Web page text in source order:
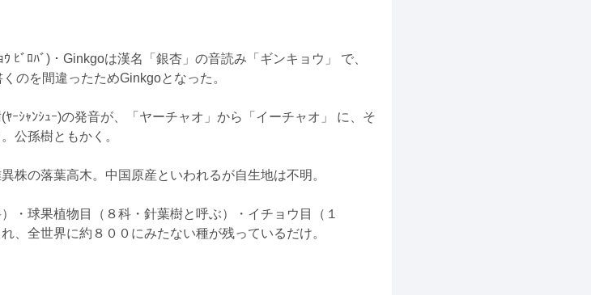
ﾋﾞﾛﾊﾞ) ･ Ginkgoは漢名「銀杏」の音読み「ギンキョウ」 で、
のを間違ったためGinkgoとなった。
ｼｬﾝｼｭｰ)の発音が、「ヤーチャオ」から「イーチャオ」 に、そ
公孫樹ともかく。
株の落葉高木。中国原産といわれるが自生地は不明。
・球果植物目（８科・針葉樹と呼ぶ）・イチョウ目（１
、全世界に約８００にみたない種が残っているだけ。